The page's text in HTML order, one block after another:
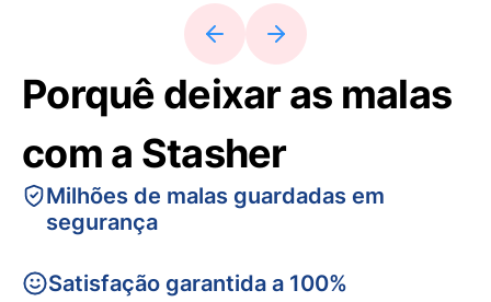
Porquê deixar as malas
com a Stasher
Milhões de malas guardadas em
segurança
Satisfação garantida a 100%